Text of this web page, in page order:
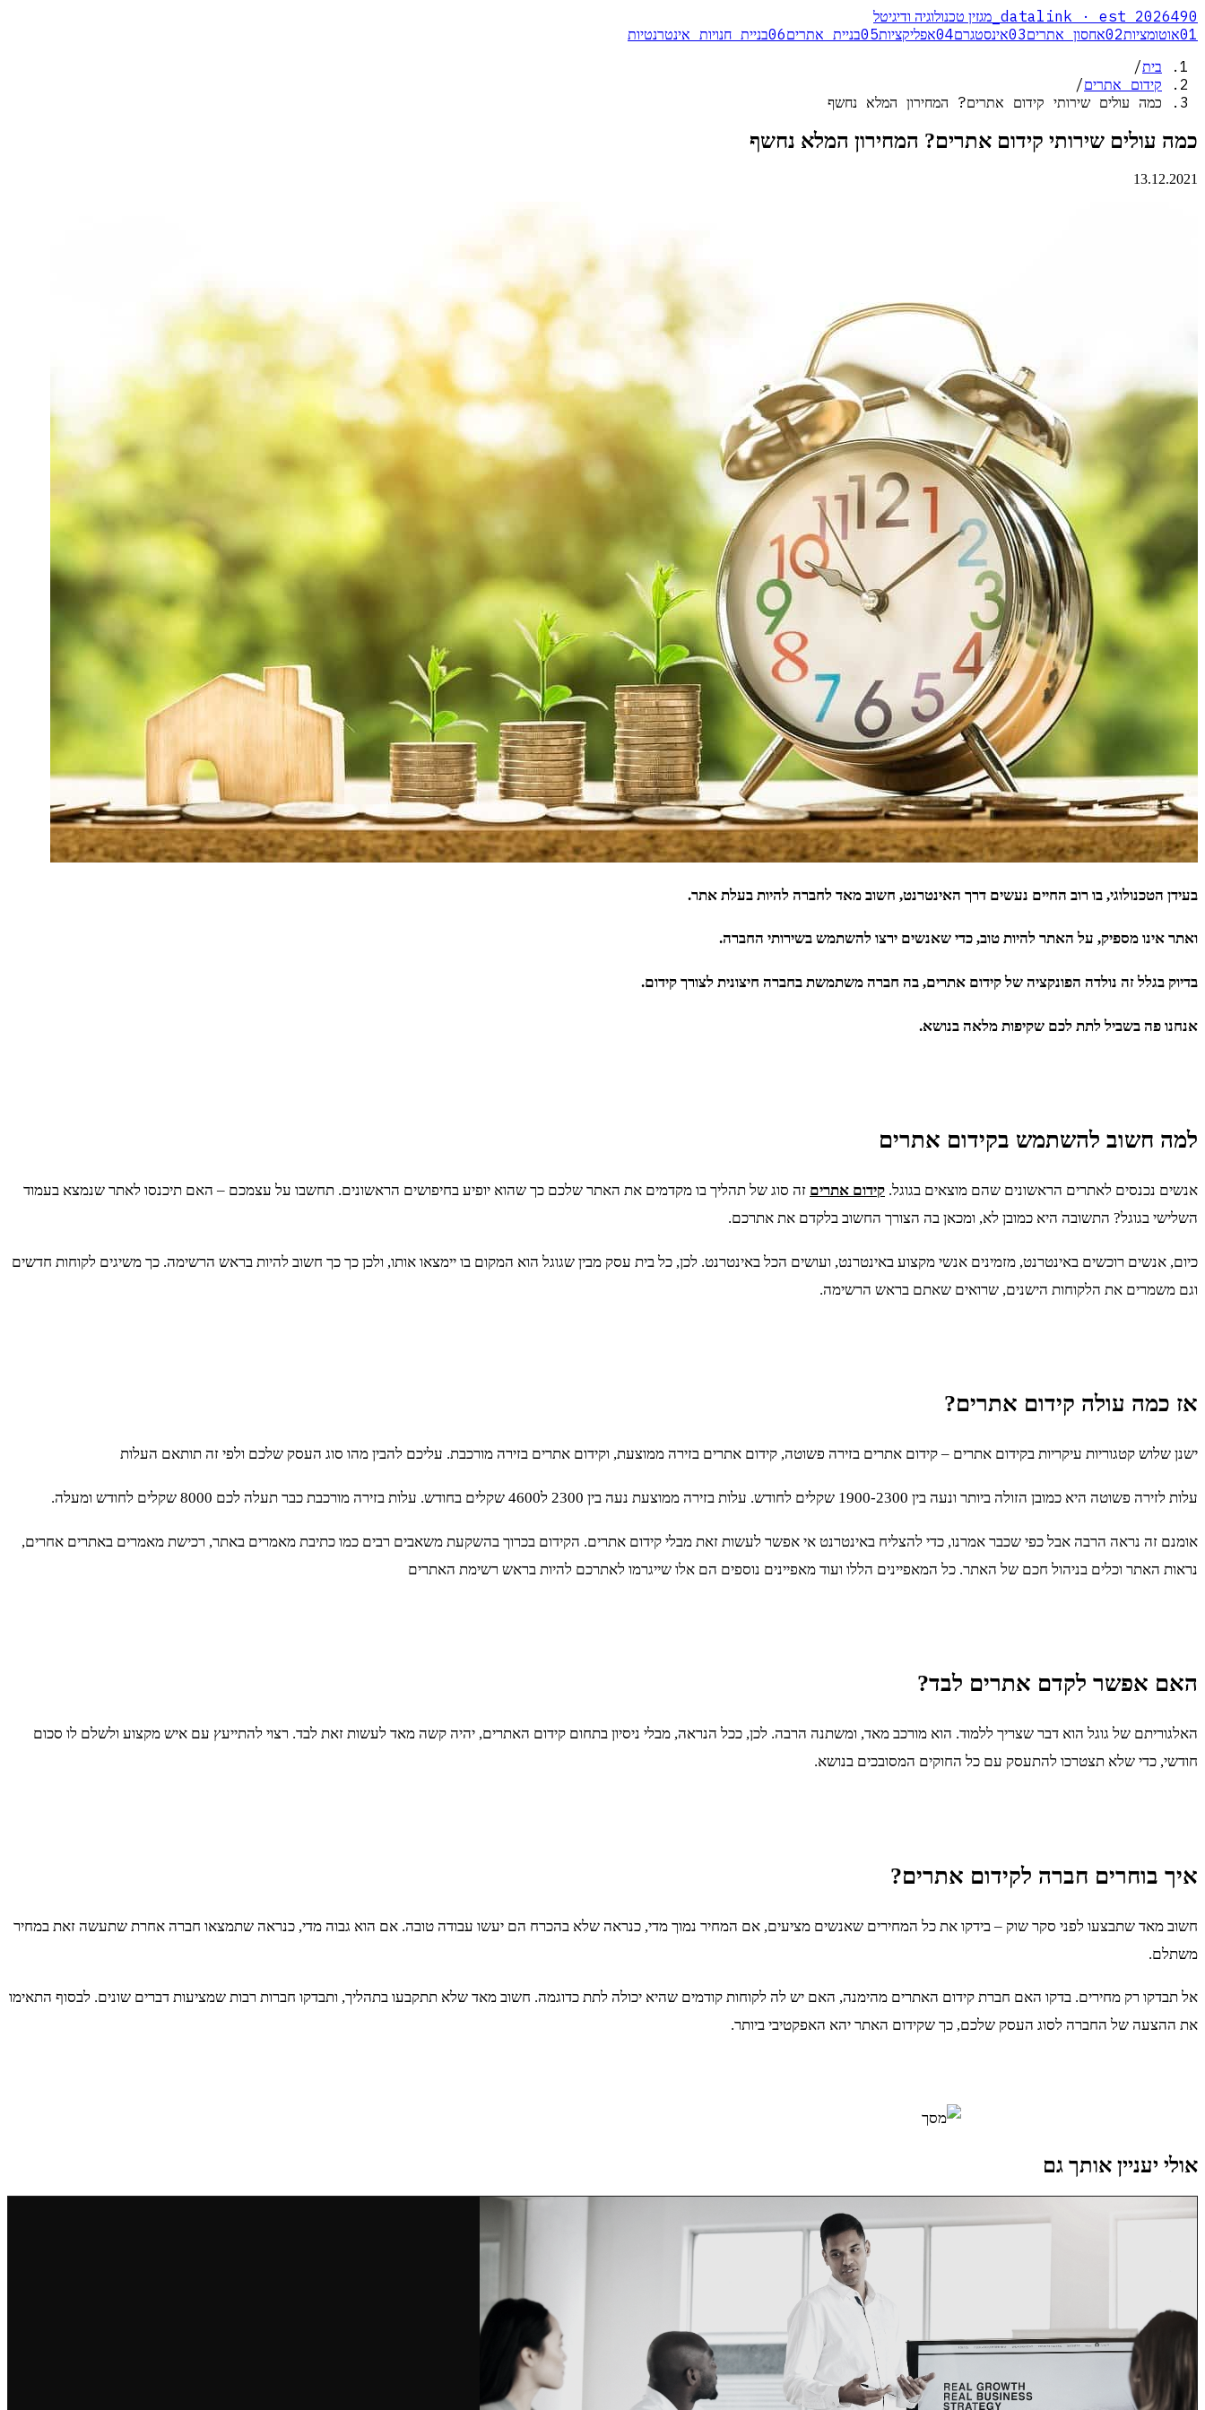
datalink · est 2026490 מגזין טכנולוגיה ודיגיטל
01אוטומציות02אחסון אתרים03אינסטגרם04אפליקציות05בניית אתרים06בניית חנויות אינטרנטיות
בית/
קידום אתרים/
כמה עולים שירותי קידום אתרים? המחירון המלא נחשף
כמה עולים שירותי קידום אתרים? המחירון המלא נחשף
13.12.2021
בעידן הטכנולוגי, בו רוב החיים נעשים דרך האינטרנט, חשוב מאד לחברה להיות בעלת אתר.
ואתר אינו מספיק, על האתר להיות טוב, כדי שאנשים ירצו להשתמש בשירותי החברה.
בדיוק בגלל זה נולדה הפונקציה של קידום אתרים, בה חברה משתמשת בחברה חיצונית לצורך קידום.
אנחנו פה בשביל לתת לכם שקיפות מלאה בנושא.
למה חשוב להשתמש בקידום אתרים
אנשים נכנסים לאתרים הראשונים שהם מוצאים בגוגל. קידום אתרים זה סוג של תהליך בו מקדמים את האתר שלכם כך שהוא יופיע בחיפושים הראשונים. תחשבו על עצמכם – האם תיכנסו לאתר שנמצא בעמוד
השלישי בגוגל? התשובה היא כמובן לא, ומכאן בה הצורך החשוב בלקדם את אתרכם.
כיום, אנשים רוכשים באינטרנט, מזמינים אנשי מקצוע באינטרנט, ועושים הכל באינטרנט. לכן, כל בית עסק מבין שגוגל הוא המקום בו יימצאו אותו, ולכן כך כך חשוב להיות בראש הרשימה. כך משיגים לקוחות חדשים
וגם משמרים את הלקוחות הישנים, שרואים שאתם בראש הרשימה.
אז כמה עולה קידום אתרים?
ישנן שלוש קטגוריות עיקריות בקידום אתרים – קידום אתרים בזירה פשוטה, קידום אתרים בזירה ממוצעת, וקידום אתרים בזירה מורכבת. עליכם להבין מהו סוג העסק שלכם ולפי זה תותאם העלות
עלות לזירה פשוטה היא כמובן הזולה ביותר ונעה בין 1900-2300 שקלים לחודש. עלות בזירה ממוצעת נעה בין 2300 ל4600 שקלים בחודש. עלות בזירה מורכבת כבר תעלה לכם 8000 שקלים לחודש ומעלה.
אומנם זה נראה הרבה אבל כפי שכבר אמרנו, כדי להצליח באינטרנט אי אפשר לעשות זאת מבלי קידום אתרים. הקידום בכרוך בהשקעת משאבים רבים כמו כתיבת מאמרים באתר, רכישת מאמרים באתרים אחרים,
נראות האתר וכלים בניהול חכם של האתר. כל המאפיינים הללו ועוד מאפיינים נוספים הם אלו שייגרמו לאתרכם להיות בראש רשימת האתרים
האם אפשר לקדם אתרים לבד?
האלגוריתם של גוגל הוא דבר שצריך ללמוד. הוא מורכב מאד, ומשתנה הרבה. לכן, ככל הנראה, מבלי ניסיון בתחום קידום האתרים, יהיה קשה מאד לעשות זאת לבד. רצוי להתייעץ עם איש מקצוע ולשלם לו סכום
חודשי, כדי שלא תצטרכו להתעסק עם כל החוקים המסובכים בנושא.
איך בוחרים חברה לקידום אתרים?
חשוב מאד שתבצעו לפני סקר שוק – בידקו את כל המחירים שאנשים מציעים, אם המחיר נמוך מדי, כנראה שלא בהכרח הם יעשו עבודה טובה. אם הוא גבוה מדי, כנראה שתמצאו חברה אחרת שתעשה זאת במחיר
משתלם.
אל תבדקו רק מחירים. בדקו האם חברת קידום האתרים מהימנה, האם יש לה לקוחות קודמים שהיא יכולה לתת כדוגמה. חשוב מאד שלא תתקבעו בתהליך, ותבדקו חברות רבות שמציעות דברים שונים. לבסוף התאימו
את ההצעה של החברה לסוג העסק שלכם, כך שקידום האתר יהא האפקטיבי ביותר.
אולי יעניין אותך גם